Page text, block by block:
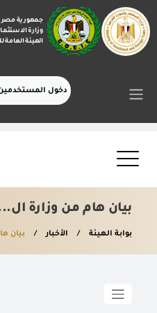
جمهورية مصر
وزارة
الهيئة العامة
دخول
بيان هام من وزارة
بوابة الهيئة الأخبار بيان